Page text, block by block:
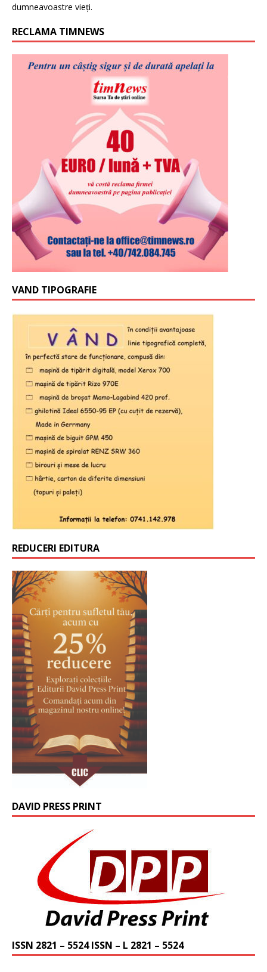
dumneavoastre vieți.
RECLAMA TIMNEWS
VAND TIPOGRAFIE
REDUCERI EDITURA
DAVID PRESS PRINT
ISSN 2821 – 5524 ISSN – L 2821 – 5524